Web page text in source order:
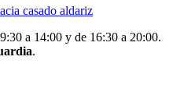
a 14:00 y de 16:30 a 20:00.
.